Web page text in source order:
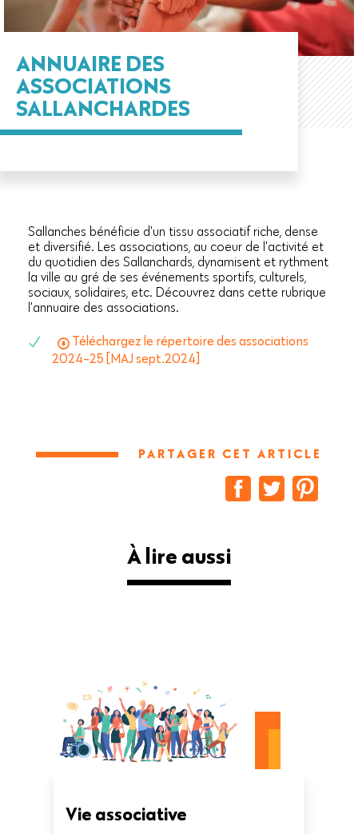
ANNUAIRE DES
ASSOCIATIONS
SALLANCHARDES
Sallanches bénéficie d'un tissu associatif riche, dense
et diversifié. Les associations, au coeur de l'activité et
du quotidien des Sallanchards, dynamisent et rythment
la ville au gré de ses événements sportifs, culturels,
sociaux, solidaires, etc. Découvrez dans cette rubrique
l'annuaire des associations.
Téléchargez le répertoire des associations
2024-25 [MAJ sept.2024]
PARTAGER CET ARTICLE
À lire aussi
Vie associative